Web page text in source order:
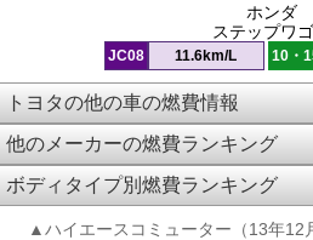
ホンダ
ステップワ
JC08 11.6km/L 10・
トヨタの他の車の燃費情報
他のメーカーの燃費ランキング
ボディタイプ別燃費ランキング
▲ハイエースコミューター（13年12